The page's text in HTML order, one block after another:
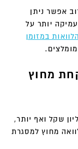
אפשר ניתן
יותר על
במזומן
מחוץ
שקל ואף יותר,
מחוץ למסגרת